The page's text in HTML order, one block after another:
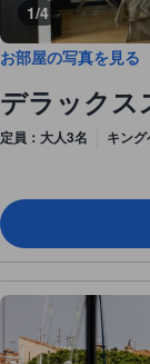
1/4
お部屋の写真を見る
デラックス
定員：大人3名 キン